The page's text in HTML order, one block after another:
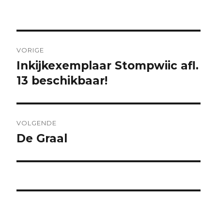
navigatie
VORIGE
Vorig
bericht:
Inkijkexemplaar Stompwiic afl.
13 beschikbaar!
VOLGENDE
Volgend
De Graal